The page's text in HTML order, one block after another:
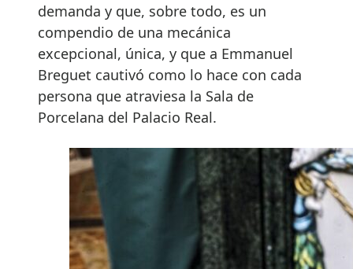
demanda y que, sobre todo, es un
compendio de una mecánica
excepcional, única, y que a Emmanuel
Breguet cautivó como lo hace con cada
persona que atraviesa la Sala de
Porcelana del Palacio Real.